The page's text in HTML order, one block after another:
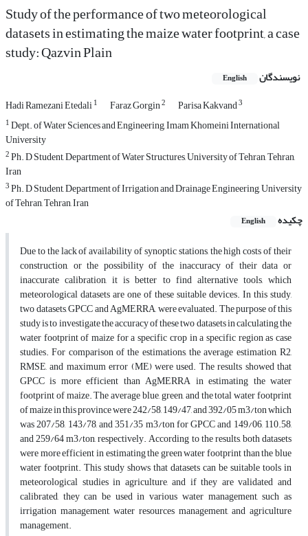
Study of the performance of two meteorological
datasets in estimating the maize water footprint, a case
study: Qazvin Plain
نویسندگان English
Hadi Ramezani Etedali1 Faraz Gorgin2 Parisa Kakvand3
1Dept. of Water Sciences and Engineering, Imam Khomeini International
University
2Ph. D Student, Department of Water Structures, University of Tehran, Tehran,
Iran
3Ph. D Student, Department of Irrigation and Drainage Engineering, University
of Tehran, Tehran, Iran
چکیده
English
Due to the lack of availability of synoptic stations, the high costs of their
construction, or the possibility of the inaccuracy of their data or
inaccurate calibration, it is better to find alternative tools, which
meteorological datasets are one of these suitable devices. In this study,
two datasets, GPCC and AgMERRA, were evaluated. The purpose of this
study is to investigate the accuracy of these two datasets in calculating the
water footprint of maize for a specific crop in a specific region as case
studies. For comparison of the estimations, the average estimation, R2,
RMSE, and maximum error (ME) were used. The results showed that
GPCC is more efficient than AgMERRA in estimating the water
footprint of maize. The average blue, green, and the total water footprint
of maize in this province were 242/58, 149/47, and 392/05 m3/ton which
was 207/58, 143/78, and 351/35 m3/ton for GPCC and 149/06, 110.58,
and 259/64 m3/ton, respectively. According to the results, both datasets
were more efficient in estimating the green water footprint than the blue
water footprint. This study shows that datasets can be suitable tools in
meteorological studies in agriculture, and if they are validated and
calibrated, they can be used in various water management, such as
irrigation management, water resources management, and agriculture
management.